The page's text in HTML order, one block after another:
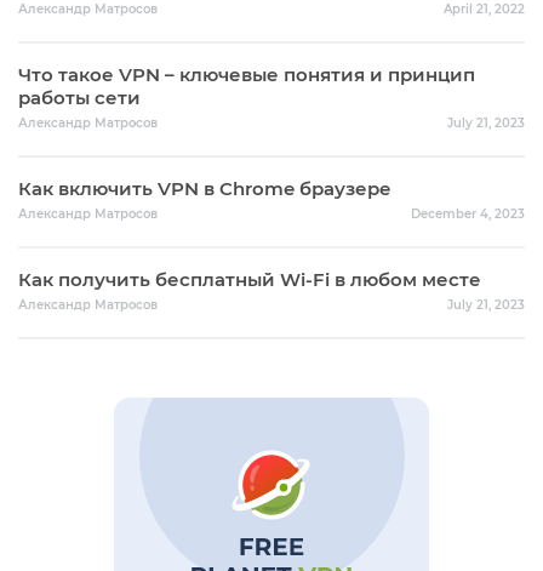
Александр Матросов April 21, 2022
Что такое VPN – ключевые понятия и принцип
работы сети
Александр Матросов July 21, 2023
Как включить VPN в Chrome браузере
Александр Матросов December 4, 2023
Как получить бесплатный Wi-Fi в любом месте
Александр Матросов July 21, 2023